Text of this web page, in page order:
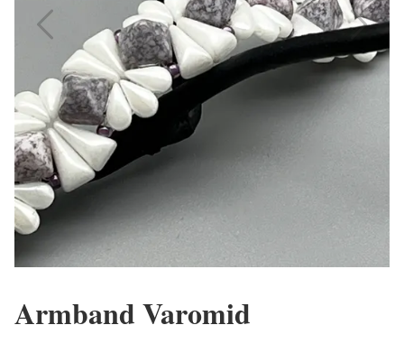
Armband Varomid